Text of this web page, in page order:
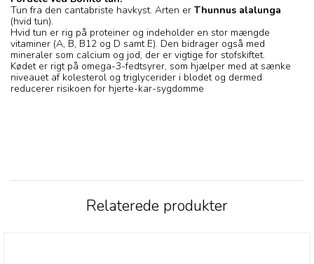
Tun fra den cantabriste havkyst. Arten er Thunnus alalunga
(hvid tun).
Hvid tun er rig på proteiner og indeholder en stor mængde
vitaminer (A, B, B12 og D samt E). Den bidrager også med
mineraler som calcium og jod, der er vigtige for stofskiftet.
Kødet er rigt på omega-3-fedtsyrer, som hjælper med at sænke
niveauet af kolesterol og triglycerider i blodet og dermed
reducerer risikoen for hjerte-kar-sygdomme
Relaterede produkter